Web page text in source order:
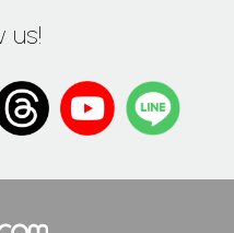
us!